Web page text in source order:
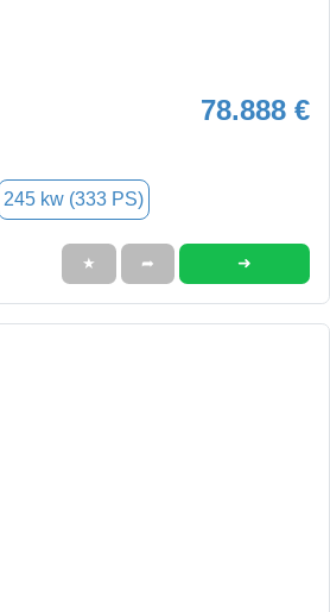
78.888 €
245 kw (333 PS)
★ ➦ ➜